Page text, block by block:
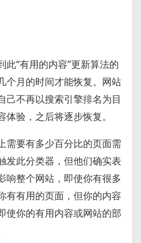
“有用的内容”更新算法的
个月的时间才能恢复。网站
己不再以搜索引擎排名为目
验，之后将逐步恢复。
需要有多少百分比的页面需
发此分类器，但他们确实表
响整个网站，即使你有很多
有有用的页面，但你的内容
使你的有用内容或网站的部